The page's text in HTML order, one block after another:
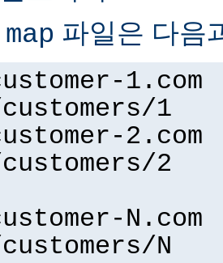
파일은 다음
1.com
customers/1
2.com
customers/2
N.com
N